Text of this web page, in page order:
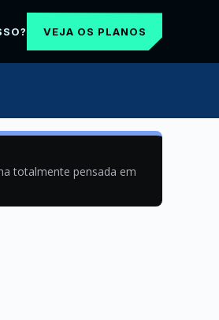
VEJA OS PLANOS
totalmente pensada em